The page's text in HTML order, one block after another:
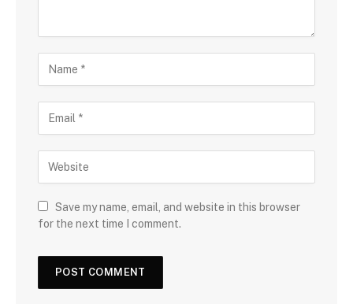
Save my name, email, and website in this browser
for the next time I comment.